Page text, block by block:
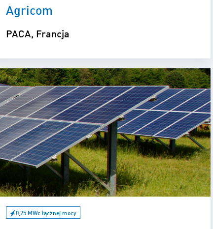
Agricom
PACA, Francja
0,25 MWc łącznej mocy